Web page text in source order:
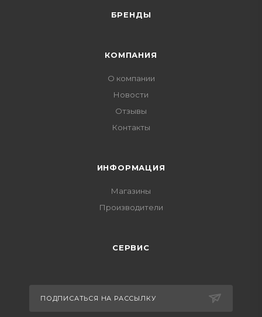
БРЕНДЫ
КОМПАНИЯ
О компании
Новости
Отзывы
Контакты
ИНФОРМАЦИЯ
Магазины
Производители
СЕРВИС
ПОДПИСАТЬСЯ НА РАССЫЛКУ